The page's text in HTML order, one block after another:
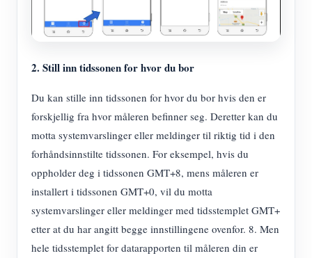
Opplæringsvideo
FAQ
Nyheter
Utforske
Belønningsprogram
Ta kontakt med
2. Still inn tidssonen for hvor du bor
Du kan stille inn tidssonen for hvor du bor hvis den er
forskjellig fra hvor måleren befinner seg. Deretter kan du
motta systemvarslinger eller meldinger til riktig tid i den
forhåndsinnstilte tidssonen. For eksempel, hvis du
oppholder deg i tidssonen GMT+8, mens måleren er
installert i tidssonen GMT+0, vil du motta
systemvarslinger eller meldinger med tidsstemplet GMT+
etter at du har angitt begge innstillingene ovenfor. 8. Men
hele tidsstemplet for datarapporten til måleren din er